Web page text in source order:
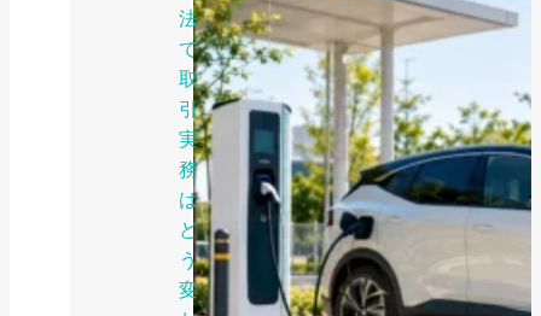
法
で
取
引
実
務
は
ど
う
変